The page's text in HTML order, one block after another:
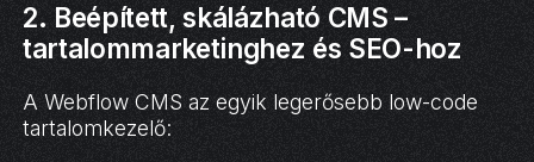
2. Beépített, skálázható CMS –
tartalommarketinghez és SEO-hoz
A Webflow CMS az egyik legerősebb low-code
tartalomkezelő: